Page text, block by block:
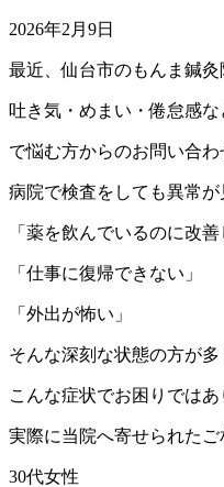
2026年2月9日
最近、仙台市のもんま鍼灸
吐き気・めまい・倦怠感
で悩む方からのお問い合わ
病院で検査をしても異常が
「薬を飲んでいるのに改善
「仕事に復帰できない」
「外出が怖い」
そんな深刻な状態の方が多
こんな症状でお困りではあ
実際に当院へ寄せられたご
30代女性